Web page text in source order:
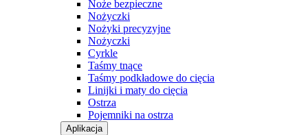
Noże bezpieczne
Nożyczki
Nożyki precyzyjne
Nożyczki
Cyrkle
Taśmy tnące
Taśmy podkładowe do cięcia
Linijki i maty do cięcia
Ostrza
Pojemniki na ostrza
Aplikacja